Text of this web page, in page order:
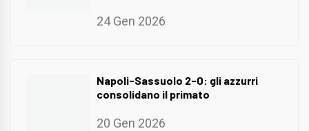
24 Gen 2026
Napoli-Sassuolo 2-0: gli azzurri
consolidano il primato
20 Gen 2026